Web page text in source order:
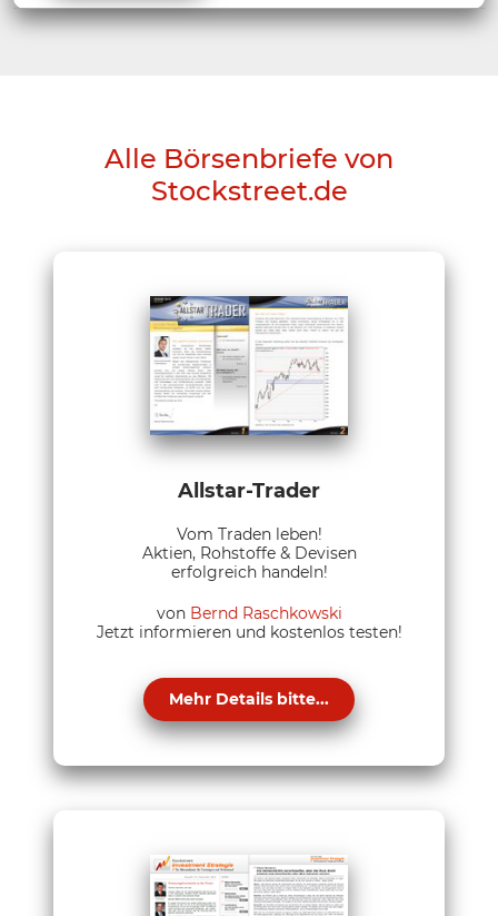
Alle Börsenbriefe von
Stockstreet.de
Allstar-Trader
Vom Traden leben!
Aktien, Rohstoffe & Devisen
erfolgreich handeln!
von Bernd Raschkowski
Jetzt informieren und kostenlos testen!
Mehr Details bitte...